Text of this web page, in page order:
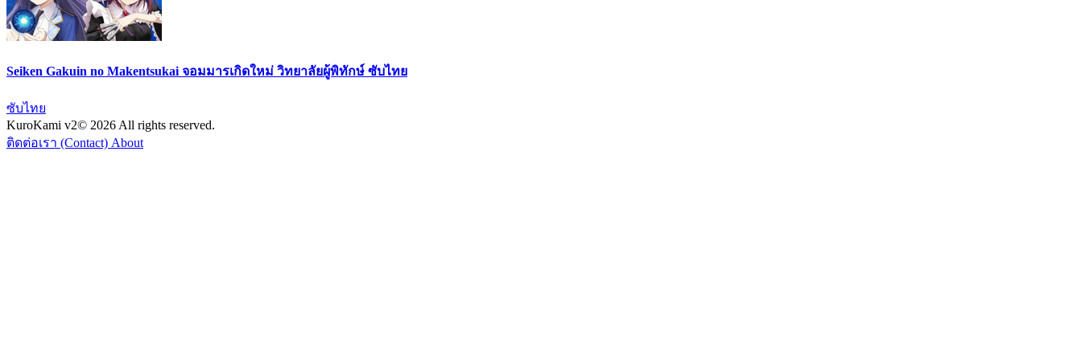
Seiken Gakuin no Makentsukai จอมมารเกิดใหม่ วิทยาลัยผู้พิทักษ์ ซับไทย
ซับไทย
KuroKami v2© 2026 All rights reserved.
ติดต่อเรา (Contact) About